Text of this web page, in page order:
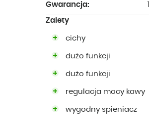
Gwarancja:
Zalety
cichy
dużo funkcji
dużo funkcji
regulacja mocy kawy
wygodny spieniacz